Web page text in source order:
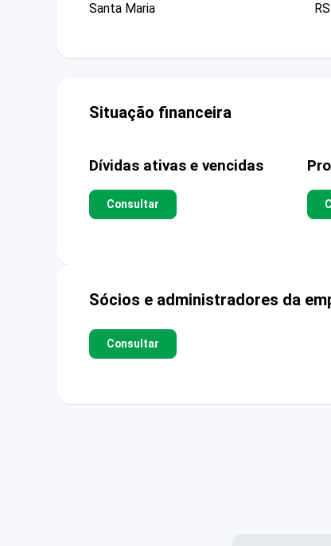
Santa Maria
RS
Situação financeira
Dívidas ativas e vencidas
Consultar
Sócios e administradores da
Consultar